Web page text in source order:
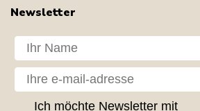
Newsletter
Dit navn
Din e-mail
GDPR consent
Ich möchte Newsletter mit